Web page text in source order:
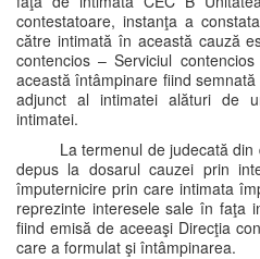
contestatoare, instanţa a
către intimată în această cauză
contencios – Serviciul
această întâmpinare fiind
adjunct al intimatei alături de
intimatei.
La termenul de judecată
depus la dosarul cauzei prin
împuternicire prin care intimata
reprezinte interesele sale în faţa
fiind emisă de aceeaşi Direcţia
care a formulat şi întâmpinarea.